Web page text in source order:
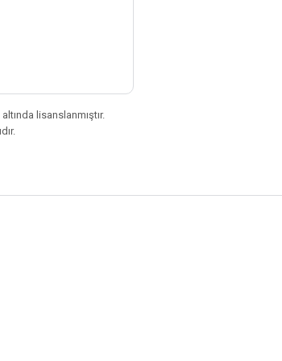
altında lisanslanmıştır.